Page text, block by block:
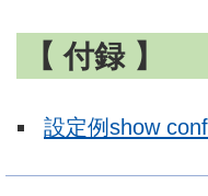
【 付録 】
設定例show